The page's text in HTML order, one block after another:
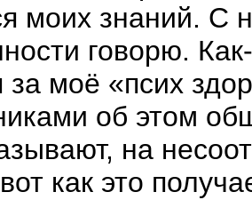
моих знаний. С
говорю.
за моё «псих
об этом
на
как это